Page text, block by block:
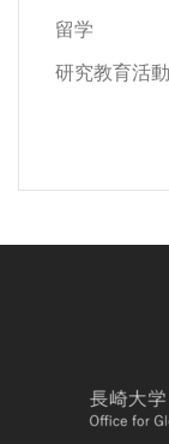
留学
研究教育活動